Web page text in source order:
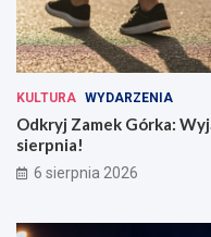
KULTURA WYDARZENIA
Odkryj Zamek Górka:
sierpnia!
6 sierpnia 2026